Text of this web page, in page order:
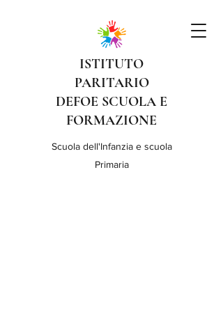
ISTITUTO
PARITARIO
DEFOE SCUOLA E
FORMAZIONE
Scuola dell'Infanzia e scuola
Primaria